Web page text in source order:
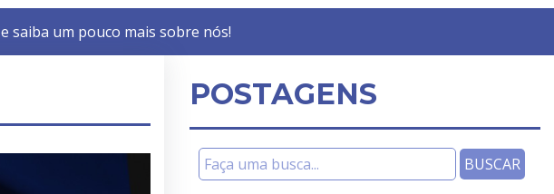
e saiba um pouco mais sobre nós!
POSTAGENS